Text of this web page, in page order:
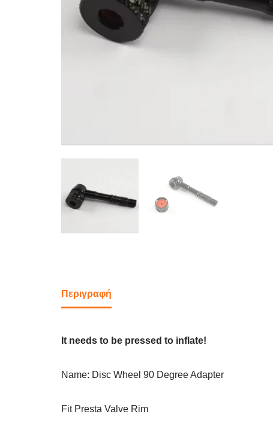
Περιγραφή
It needs to be pressed to inflate!
Name: Disc Wheel 90 Degree Adapter
Fit Presta Valve Rim